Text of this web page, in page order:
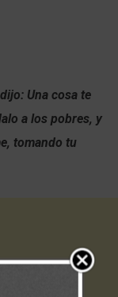
Una cosa te
a los pobres, y
tomando tu